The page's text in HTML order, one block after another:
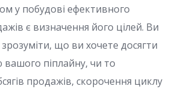
у побудові ефективного
є визначення його цілей. Ви
зрозуміти, що ви хочете досягти
піплайну, чи то
продажів, скорочення циклу